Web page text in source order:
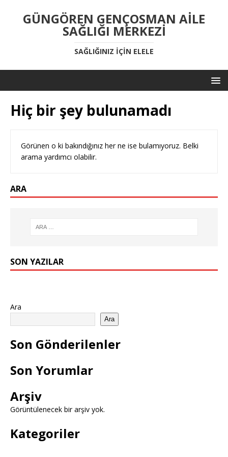
GÜNGÖREN GENÇOSMAN AİLE
SAĞLIĞI MERKEZİ
SAĞLIĞINIZ IÇIN ELELE
Hiç bir şey bulunamadı
Görünen o ki bakındığınız her ne ise bulamıyoruz. Belki
arama yardımcı olabilir.
ARA
SON YAZILAR
Ara
Ara
Son Gönderilenler
Son Yorumlar
Arşiv
Görüntülenecek bir arşiv yok.
Kategoriler